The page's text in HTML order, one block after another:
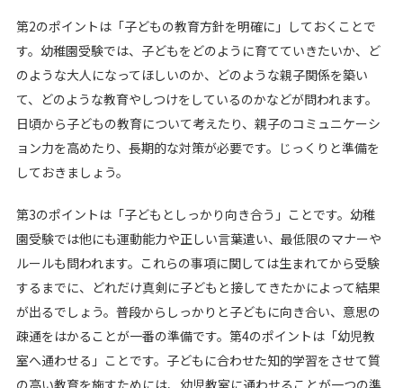
第2のポイントは「子どもの教育方針を明確に」しておくことで
す。幼稚園受験では、子どもをどのように育てていきたいか、ど
のような大人になってほしいのか、どのような親子関係を築い
て、どのような教育やしつけをしているのかなどが問われます。
日頃から子どもの教育について考えたり、親子のコミュニケーシ
ョン力を高めたり、長期的な対策が必要です。じっくりと準備を
しておきましょう。
第3のポイントは「子どもとしっかり向き合う」ことです。幼稚
園受験では他にも運動能力や正しい言葉遣い、最低限のマナーや
ルールも問われます。これらの事項に関しては生まれてから受験
するまでに、どれだけ真剣に子どもと接してきたかによって結果
が出るでしょう。普段からしっかりと子どもに向き合い、意思の
疎通をはかることが一番の準備です。第4のポイントは「幼児教
室へ通わせる」ことです。子どもに合わせた知的学習をさせて質
の高い教育を施すためには、幼児教室に通わせることが一つの準